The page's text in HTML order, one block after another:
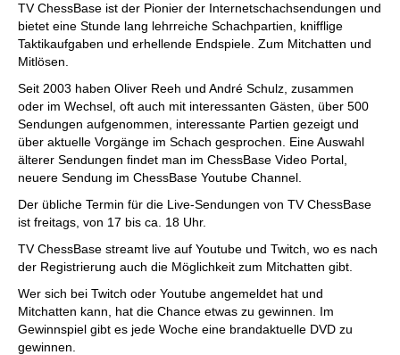
TV ChessBase ist der Pionier der Internetschachsendungen und
bietet eine Stunde lang lehrreiche Schachpartien, knifflige
Taktikaufgaben und erhellende Endspiele. Zum Mitchatten und
Mitlösen.
Seit 2003 haben Oliver Reeh und André Schulz, zusammen
oder im Wechsel, oft auch mit interessanten Gästen, über 500
Sendungen aufgenommen, interessante Partien gezeigt und
über aktuelle Vorgänge im Schach gesprochen. Eine Auswahl
älterer Sendungen findet man im ChessBase Video Portal,
neuere Sendung im ChessBase Youtube Channel.
Der übliche Termin für die Live-Sendungen von TV ChessBase
ist freitags, von 17 bis ca. 18 Uhr.
TV ChessBase streamt live auf Youtube und Twitch, wo es nach
der Registrierung auch die Möglichkeit zum Mitchatten gibt.
Wer sich bei Twitch oder Youtube angemeldet hat und
Mitchatten kann, hat die Chance etwas zu gewinnen. Im
Gewinnspiel gibt es jede Woche eine brandaktuelle DVD zu
gewinnen.